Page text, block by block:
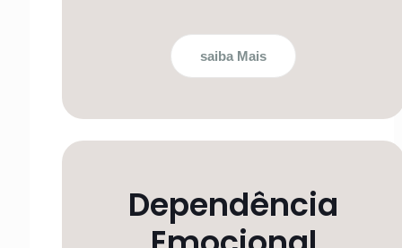
saiba Mais
Dependência